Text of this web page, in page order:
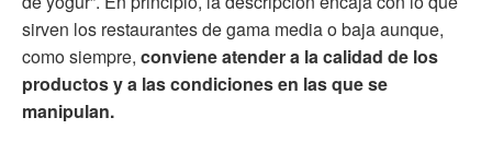
sirven los restaurantes de gama media o baja aunque,
como siempre, conviene atender a la calidad de los
productos y a las condiciones en las que se
manipulan.